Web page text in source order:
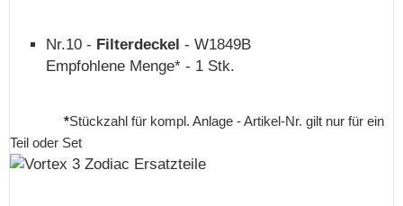
Nr.10 - Filterdeckel - W1849B
Empfohlene Menge* - 1 Stk.
*Stückzahl für kompl. Anlage - Artikel-Nr. gilt nur für ein
Teil oder Set